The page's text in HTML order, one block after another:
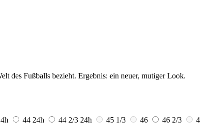
des Fußballs bezieht. Ergebnis: ein neuer, mutiger Look.
44 24h 44 2/3 24h 45 1/3 46 46 2/3